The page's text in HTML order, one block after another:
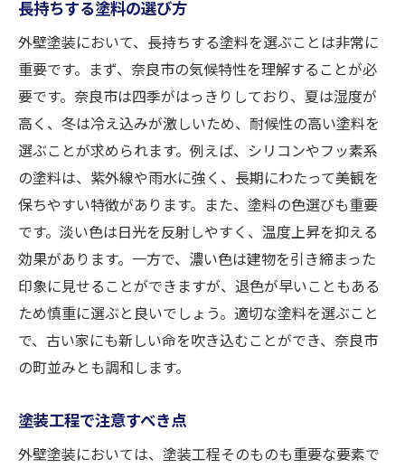
長持ちする塗料の選び方
外壁塗装において、長持ちする塗料を選ぶことは非常に
重要です。まず、奈良市の気候特性を理解することが必
要です。奈良市は四季がはっきりしており、夏は湿度が
高く、冬は冷え込みが激しいため、耐候性の高い塗料を
選ぶことが求められます。例えば、シリコンやフッ素系
の塗料は、紫外線や雨水に強く、長期にわたって美観を
保ちやすい特徴があります。また、塗料の色選びも重要
です。淡い色は日光を反射しやすく、温度上昇を抑える
効果があります。一方で、濃い色は建物を引き締まった
印象に見せることができますが、退色が早いこともある
ため慎重に選ぶと良いでしょう。適切な塗料を選ぶこと
で、古い家にも新しい命を吹き込むことができ、奈良市
の町並みとも調和します。
塗装工程で注意すべき点
外壁塗装においては、塗装工程そのものも重要な要素で